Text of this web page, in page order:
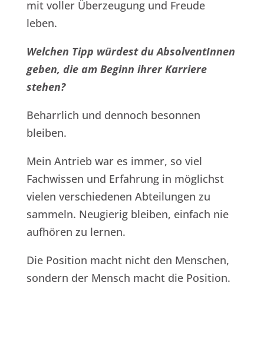
mit voller Überzeugung und Freude
leben.
Welchen Tipp würdest du AbsolventInnen
geben, die am Beginn ihrer Karriere
stehen?
Beharrlich und dennoch besonnen
bleiben.
Mein Antrieb war es immer, so viel
Fachwissen und Erfahrung in möglichst
vielen verschiedenen Abteilungen zu
sammeln. Neugierig bleiben, einfach nie
aufhören zu lernen.
Die Position macht nicht den Menschen,
sondern der Mensch macht die Position.